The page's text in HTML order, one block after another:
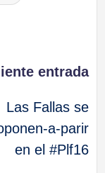
entrada
Las Fallas se
a-parir
en el #Plf16